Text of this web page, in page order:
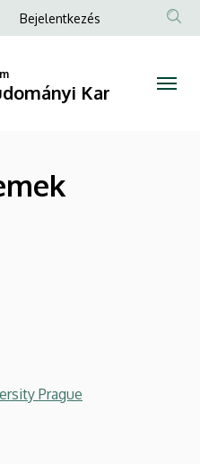
Anonim
menüje
Bejelentkezés
Kar
Prague